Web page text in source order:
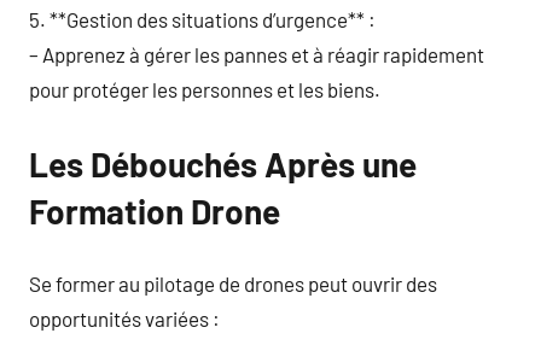
5. **Gestion des situations d’urgence** :
– Apprenez à gérer les pannes et à réagir rapidement
pour protéger les personnes et les biens.
Les Débouchés Après une
Formation Drone
Se former au pilotage de drones peut ouvrir des
opportunités variées :